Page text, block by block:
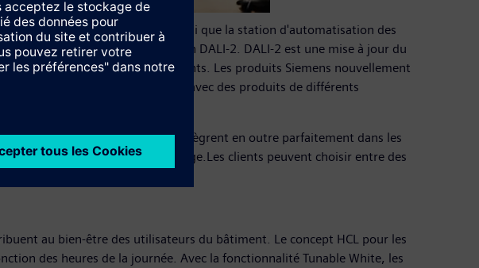
DALI Broadcast N 525D11 ainsi que la station d'automatisation des
de protocole de communication DALI-2. DALI-2 est une mise à jour du
des luminaires communicants. Les produits Siemens nouvellement
dans des environnements avec des produits de différents
du bâtiment.Elles s'intègrent en outre parfaitement dans les
la climatisation et l'ombrage.Les clients peuvent choisir entre des
au bien-être des utilisateurs du bâtiment. Le concept HCL pour les
des heures de la journée. Avec la fonctionnalité Tunable White, les